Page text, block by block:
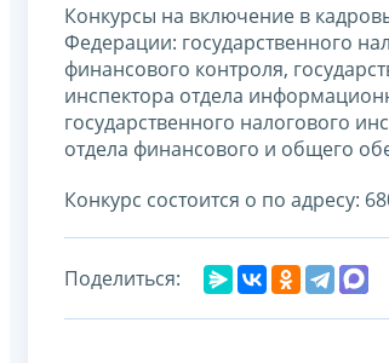
Конкурсы на включение в
Федерации: государственного
финансового контроля,
инспектора отдела
государственного налогового
отдела финансового и общего
Конкурс состоится о по адресу:
Поделиться: